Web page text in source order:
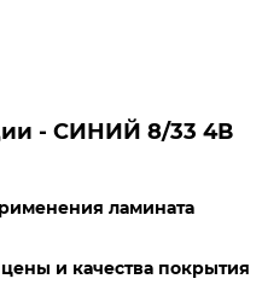
- СИНИЙ 8/33 4В
ламината
и качества покрытия